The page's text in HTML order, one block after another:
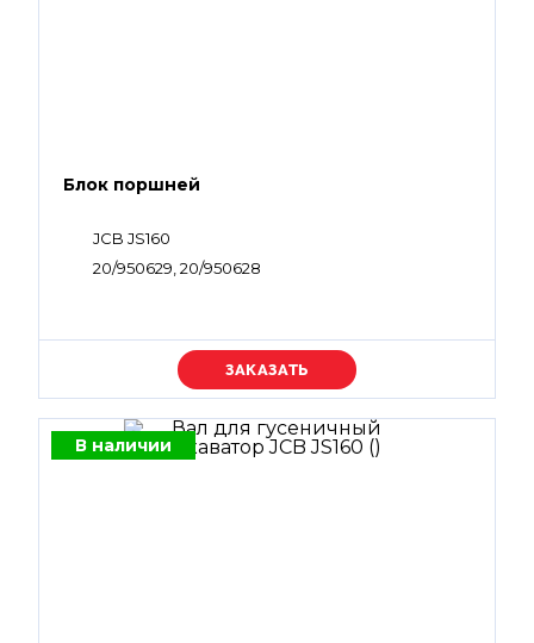
Блок поршней
JCB JS160
20/950629, 20/950628
Уточняйте цену
В наличии